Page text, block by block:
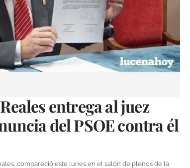
entrega al juez
del PSOE contra él
compareció este lunes en el salón de plenos de la